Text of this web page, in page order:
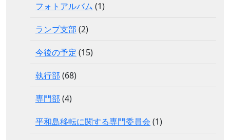
フォトアルバム (1)
ランプ支部 (2)
今後の予定 (15)
執行部 (68)
専門部 (4)
平和島移転に関する専門委員会 (1)